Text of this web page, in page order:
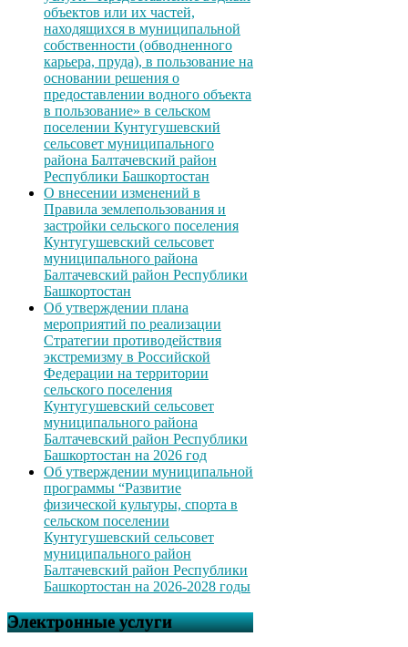
объектов или их частей,
находящихся в муниципальной
собственности (обводненного
карьера, пруда), в пользование на
основании решения о
предоставлении водного объекта
в пользование» в сельском
поселении Кунтугушевский
сельсовет муниципального
района Балтачевский район
Республики Башкортостан
О внесении изменений в
Правила землепользования и
застройки сельского поселения
Кунтугушевский сельсовет
муниципального района
Балтачевский район Республики
Башкортостан
Об утверждении плана
мероприятий по реализации
Стратегии противодействия
экстремизму в Российской
Федерации на территории
сельского поселения
Кунтугушевский сельсовет
муниципального района
Балтачевский район Республики
Башкортостан на 2026 год
Об утверждении муниципальной
программы “Развитие
физической культуры, спорта в
сельском поселении
Кунтугушевский сельсовет
муниципального район
Балтачевский район Республики
Башкортостан на 2026-2028 годы
Электронные услуги